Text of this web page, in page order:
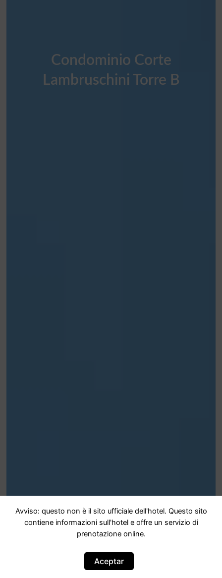
Condominio Corte
Lambruschini Torre B
Avviso: questo non è il sito ufficiale dell'hotel. Questo sito
contiene informazioni sull'hotel e offre un servizio di
prenotazione online.
Aceptar